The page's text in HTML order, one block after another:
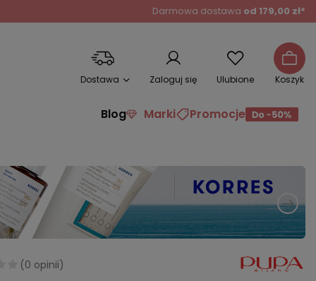
Darmowa dostawa od 179,00 zł*
Dostawa Zaloguj się Ulubione Koszyk
Blog Marki Promocje
(0 opinii)